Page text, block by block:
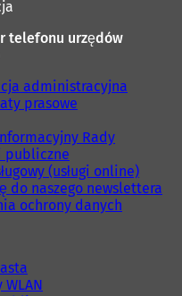
telefonu urzędów
administracyjna
prasowe
Rady
publiczne
(usługi online)
do naszego newslettera
ochrony danych